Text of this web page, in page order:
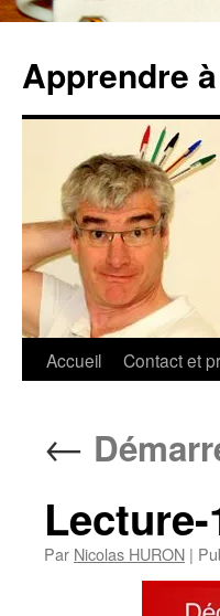
contenu
Apprendre
Accueil Contact et
←
Par Nicolas HURON |